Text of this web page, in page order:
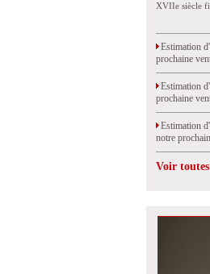
XVIIe siècle
Estimation
prochaine
Estimation
prochaine
Estimation
notre
Voir